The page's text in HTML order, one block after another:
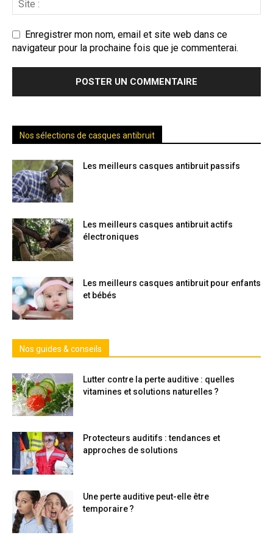
Enregistrer mon nom, email et site web dans ce
navigateur pour la prochaine fois que je commenterai.
Nos sélections de casques antibruit
Les meilleurs casques antibruit passifs
Les meilleurs casques antibruit actifs
électroniques
Les meilleurs casques antibruit pour enfants
et bébés
Nos guides & conseils
Lutter contre la perte auditive : quelles
vitamines et solutions naturelles ?
Protecteurs auditifs : tendances et
approches de solutions
Une perte auditive peut-elle être
temporaire ?